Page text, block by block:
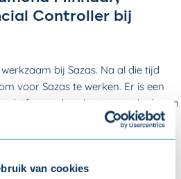
van cookies
Controller bij
bij Sazas. Na al die tijd
voor Sazas te werken. Er is een
waardoor het aanvoelt als een
jaar natuurlijk veel veranderd
dat betekent niet dat het
is geworden. Zo heb ik nog
aantal collega’s via de